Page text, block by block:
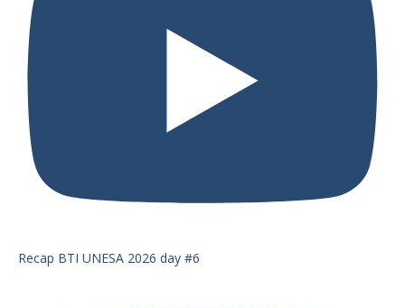
Recap BTI UNESA 2026 day #6